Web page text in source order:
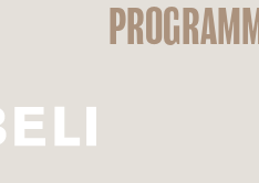
PROGRAMM